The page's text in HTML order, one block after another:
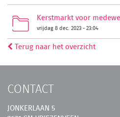
Kerstmarkt voor
vrijdag 8 dec. 2023 - 23:04
Terug naar het overzicht
CONTACT
JONKERLAAN 5